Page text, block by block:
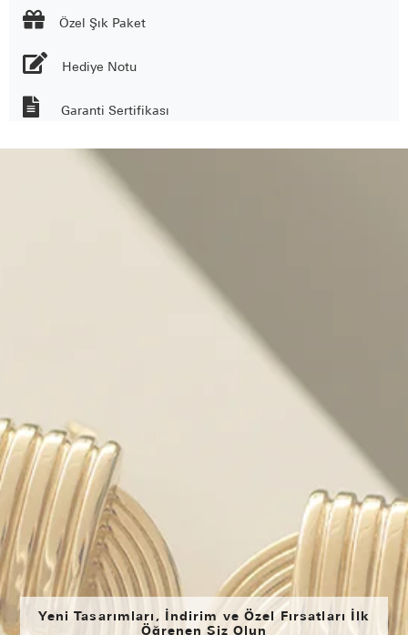
 Özel Şık Paket
Hediye Notu
Garanti Sertifikası
Yeni Tasarımları, İndirim ve Özel Fırsatları İlk
Öğrenen Siz Olun